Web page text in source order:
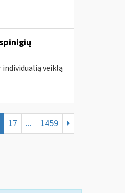
individualią veiklą
17 ... 1459